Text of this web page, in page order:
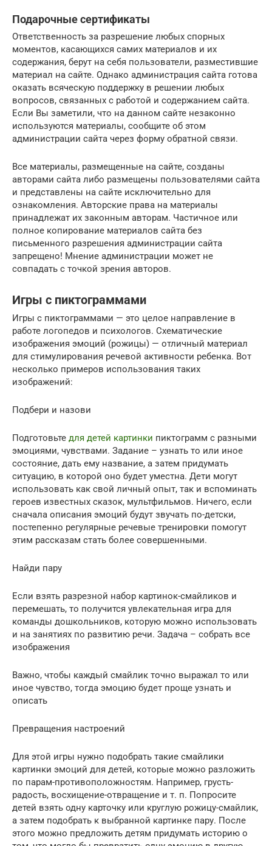
Подарочные сертификаты
Ответственность за разрешение любых спорных
моментов, касающихся самих материалов и их
содержания, берут на себя пользователи, разместившие
материал на сайте. Однако администрация сайта готова
оказать всяческую поддержку в решении любых
вопросов, связанных с работой и содержанием сайта.
Если Вы заметили, что на данном сайте незаконно
используются материалы, сообщите об этом
администрации сайта через форму обратной связи.
Все материалы, размещенные на сайте, созданы
авторами сайта либо размещены пользователями сайта
и представлены на сайте исключительно для
ознакомления. Авторские права на материалы
принадлежат их законным авторам. Частичное или
полное копирование материалов сайта без
письменного разрешения администрации сайта
запрещено! Мнение администрации может не
совпадать с точкой зрения авторов.
Игры с пиктограммами
Игры с пиктограммами — это целое направление в
работе логопедов и психологов. Схематические
изображения эмоций (рожицы) — отличный материал
для стимулирования речевой активности ребенка. Вот
несколько примеров использования таких
изображений:
Подбери и назови
Подготовьте для детей картинки пиктограмм с разными
эмоциями, чувствами. Задание – узнать то или иное
состояние, дать ему название, а затем придумать
ситуацию, в которой оно будет уместна. Дети могут
использовать как свой личный опыт, так и вспоминать
героев известных сказок, мультфильмов. Ничего, если
сначала описания эмоций будут звучать по-детски,
постепенно регулярные речевые тренировки помогут
этим рассказам стать более совершенными.
Найди пару
Если взять разрезной набор картинок-смайликов и
перемешать, то получится увлекательная игра для
команды дошкольников, которую можно использовать
и на занятиях по развитию речи. Задача – собрать все
изображения
Важно, чтобы каждый смайлик точно выражал то или
иное чувство, тогда эмоцию будет проще узнать и
описать
Превращения настроений
Для этой игры нужно подобрать такие смайлики
картинки эмоций для детей, которые можно разложить
по парам-противоположностям. Например, грусть-
радость, восхищение-отвращение и т. п. Попросите
детей взять одну карточку или круглую рожицу-смайлик,
а затем подобрать к выбранной картинке пару. После
этого можно предложить детям придумать историю о